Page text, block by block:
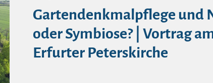
Gartendenkmalpflege und
oder Symbiose? | Vortrag
Erfurter Peterskirche